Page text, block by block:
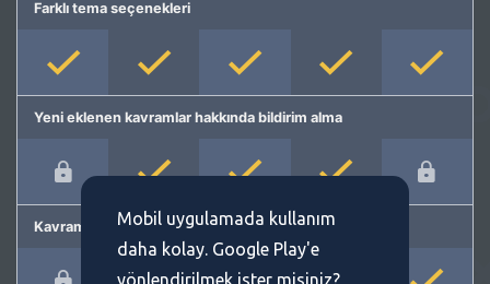
Farklı tema seçenekleri
Yeni eklenen kavramlar hakkında bildirim alma
Kavram önermeMobil uygulamada kullanım
daha kolay. Google Play'e
yönlendirilmek ister misiniz?